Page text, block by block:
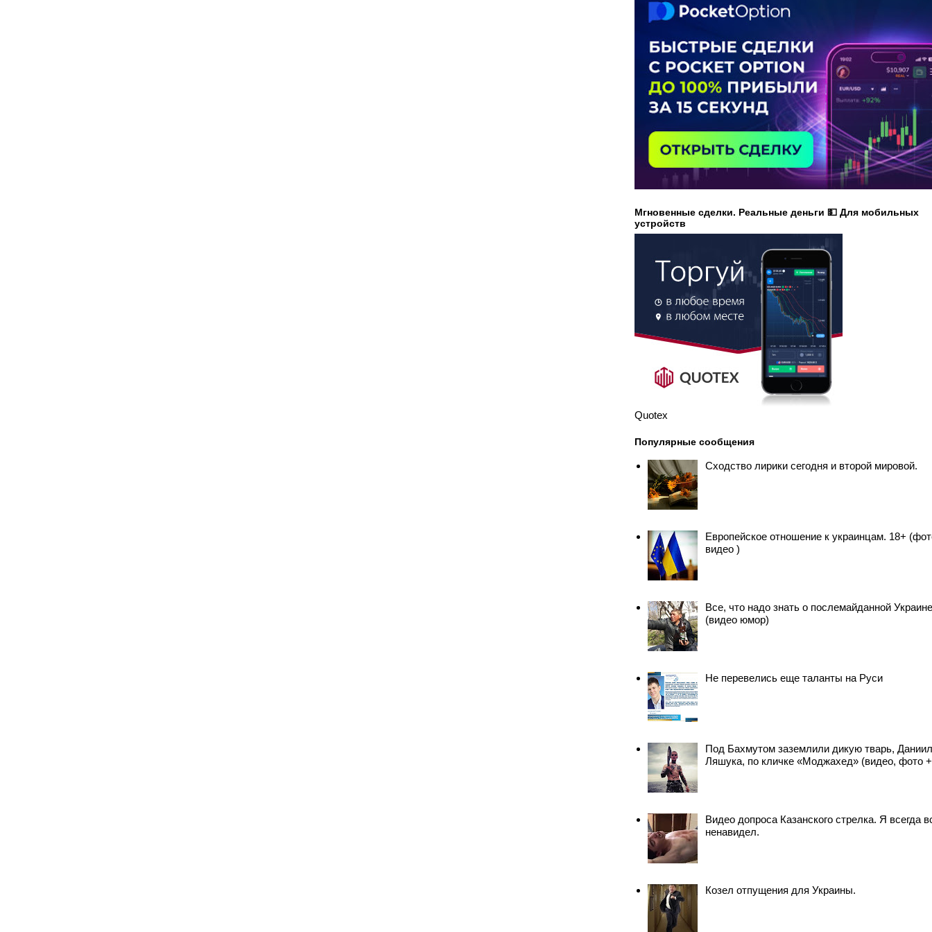
Мгновенные сделки. Реальные деньги 💵 Для мобильных
устройств
Quotex
Популярные сообщения
Сходство лирики сегодня и второй мировой.
Европейское отношение к украинцам. 18+
видео )
Все, что надо знать о послемайданной Украине
(видео юмор)
Не перевелись еще таланты на Руси
Под Бахмутом заземлили дикую тварь,
Ляшука, по кличке «Моджахед» (видео, фото
Видео допроса Казанского стрелка. Я всегда
ненавидел.
Козел отпущения для Украины.